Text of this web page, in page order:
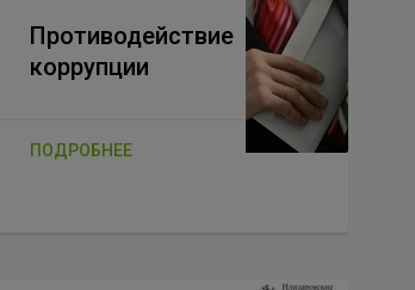
Противодействие
коррупции
ПОДРОБНЕЕ